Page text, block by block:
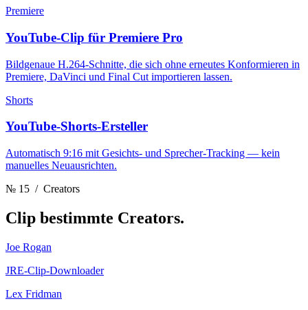
Premiere
YouTube-Clip für Premiere Pro
Bildgenaue H.264-Schnitte, die sich ohne erneutes Konformieren in
Premiere, DaVinci und Final Cut importieren lassen.
Shorts
YouTube-Shorts-Ersteller
Automatisch 9:16 mit Gesichts- und Sprecher-Tracking — kein
manuelles Neuausrichten.
№ 15 / Creators
Clip bestimmte Creators.
Joe Rogan
JRE-Clip-Downloader
Lex Fridman